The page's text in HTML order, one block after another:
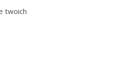
twoich